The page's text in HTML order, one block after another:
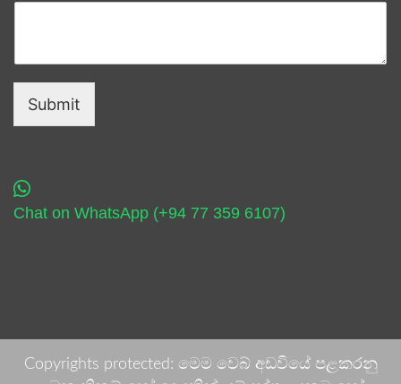
Submit
Chat on WhatsApp (+94 77 359 6107)
Copyrights protected: මෙම වෙබ් අඩවියේ පළකරනු